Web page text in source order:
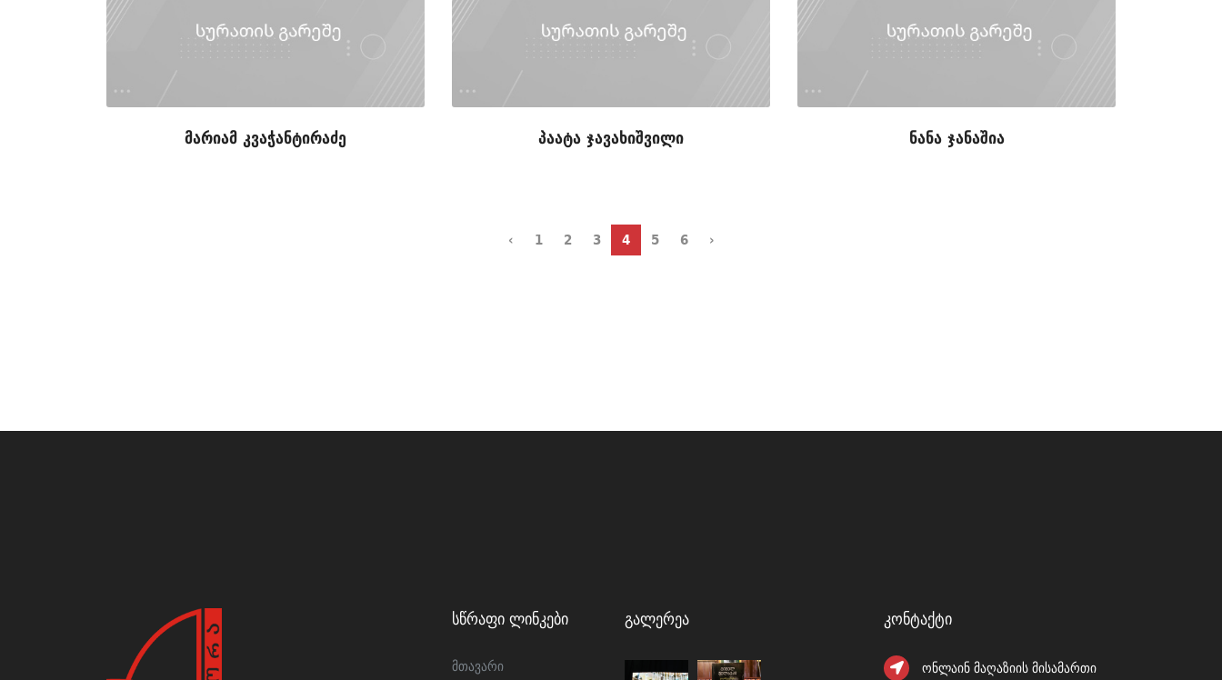
მარიამ კვაჭანტირაძე პაატა ჯავახიშვილი ნანა ჯანაშია
‹ 1 2 3 4 5 6 ›
Სწრაფი Ლინკები
მთავარი
Გალერეა Კონტაქტი
ონლაინ მაღაზიის მისამართი